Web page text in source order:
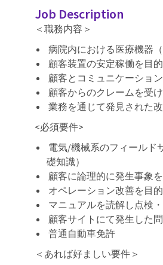
Job Description
＜職務内容＞
病院内における医療機器
顧客装置の安定稼働を目
顧客とコミュニケーショ
顧客からのクレームを受
業務を通じて発見された
<必須要件>
電気/機械系のフィールド
礎知識）
顧客に論理的に発生事象
オペレーション改善を目
マニュアルを読解し点検
顧客サイトにて発生した
普通自動車免許
＜あれば好ましい要件＞